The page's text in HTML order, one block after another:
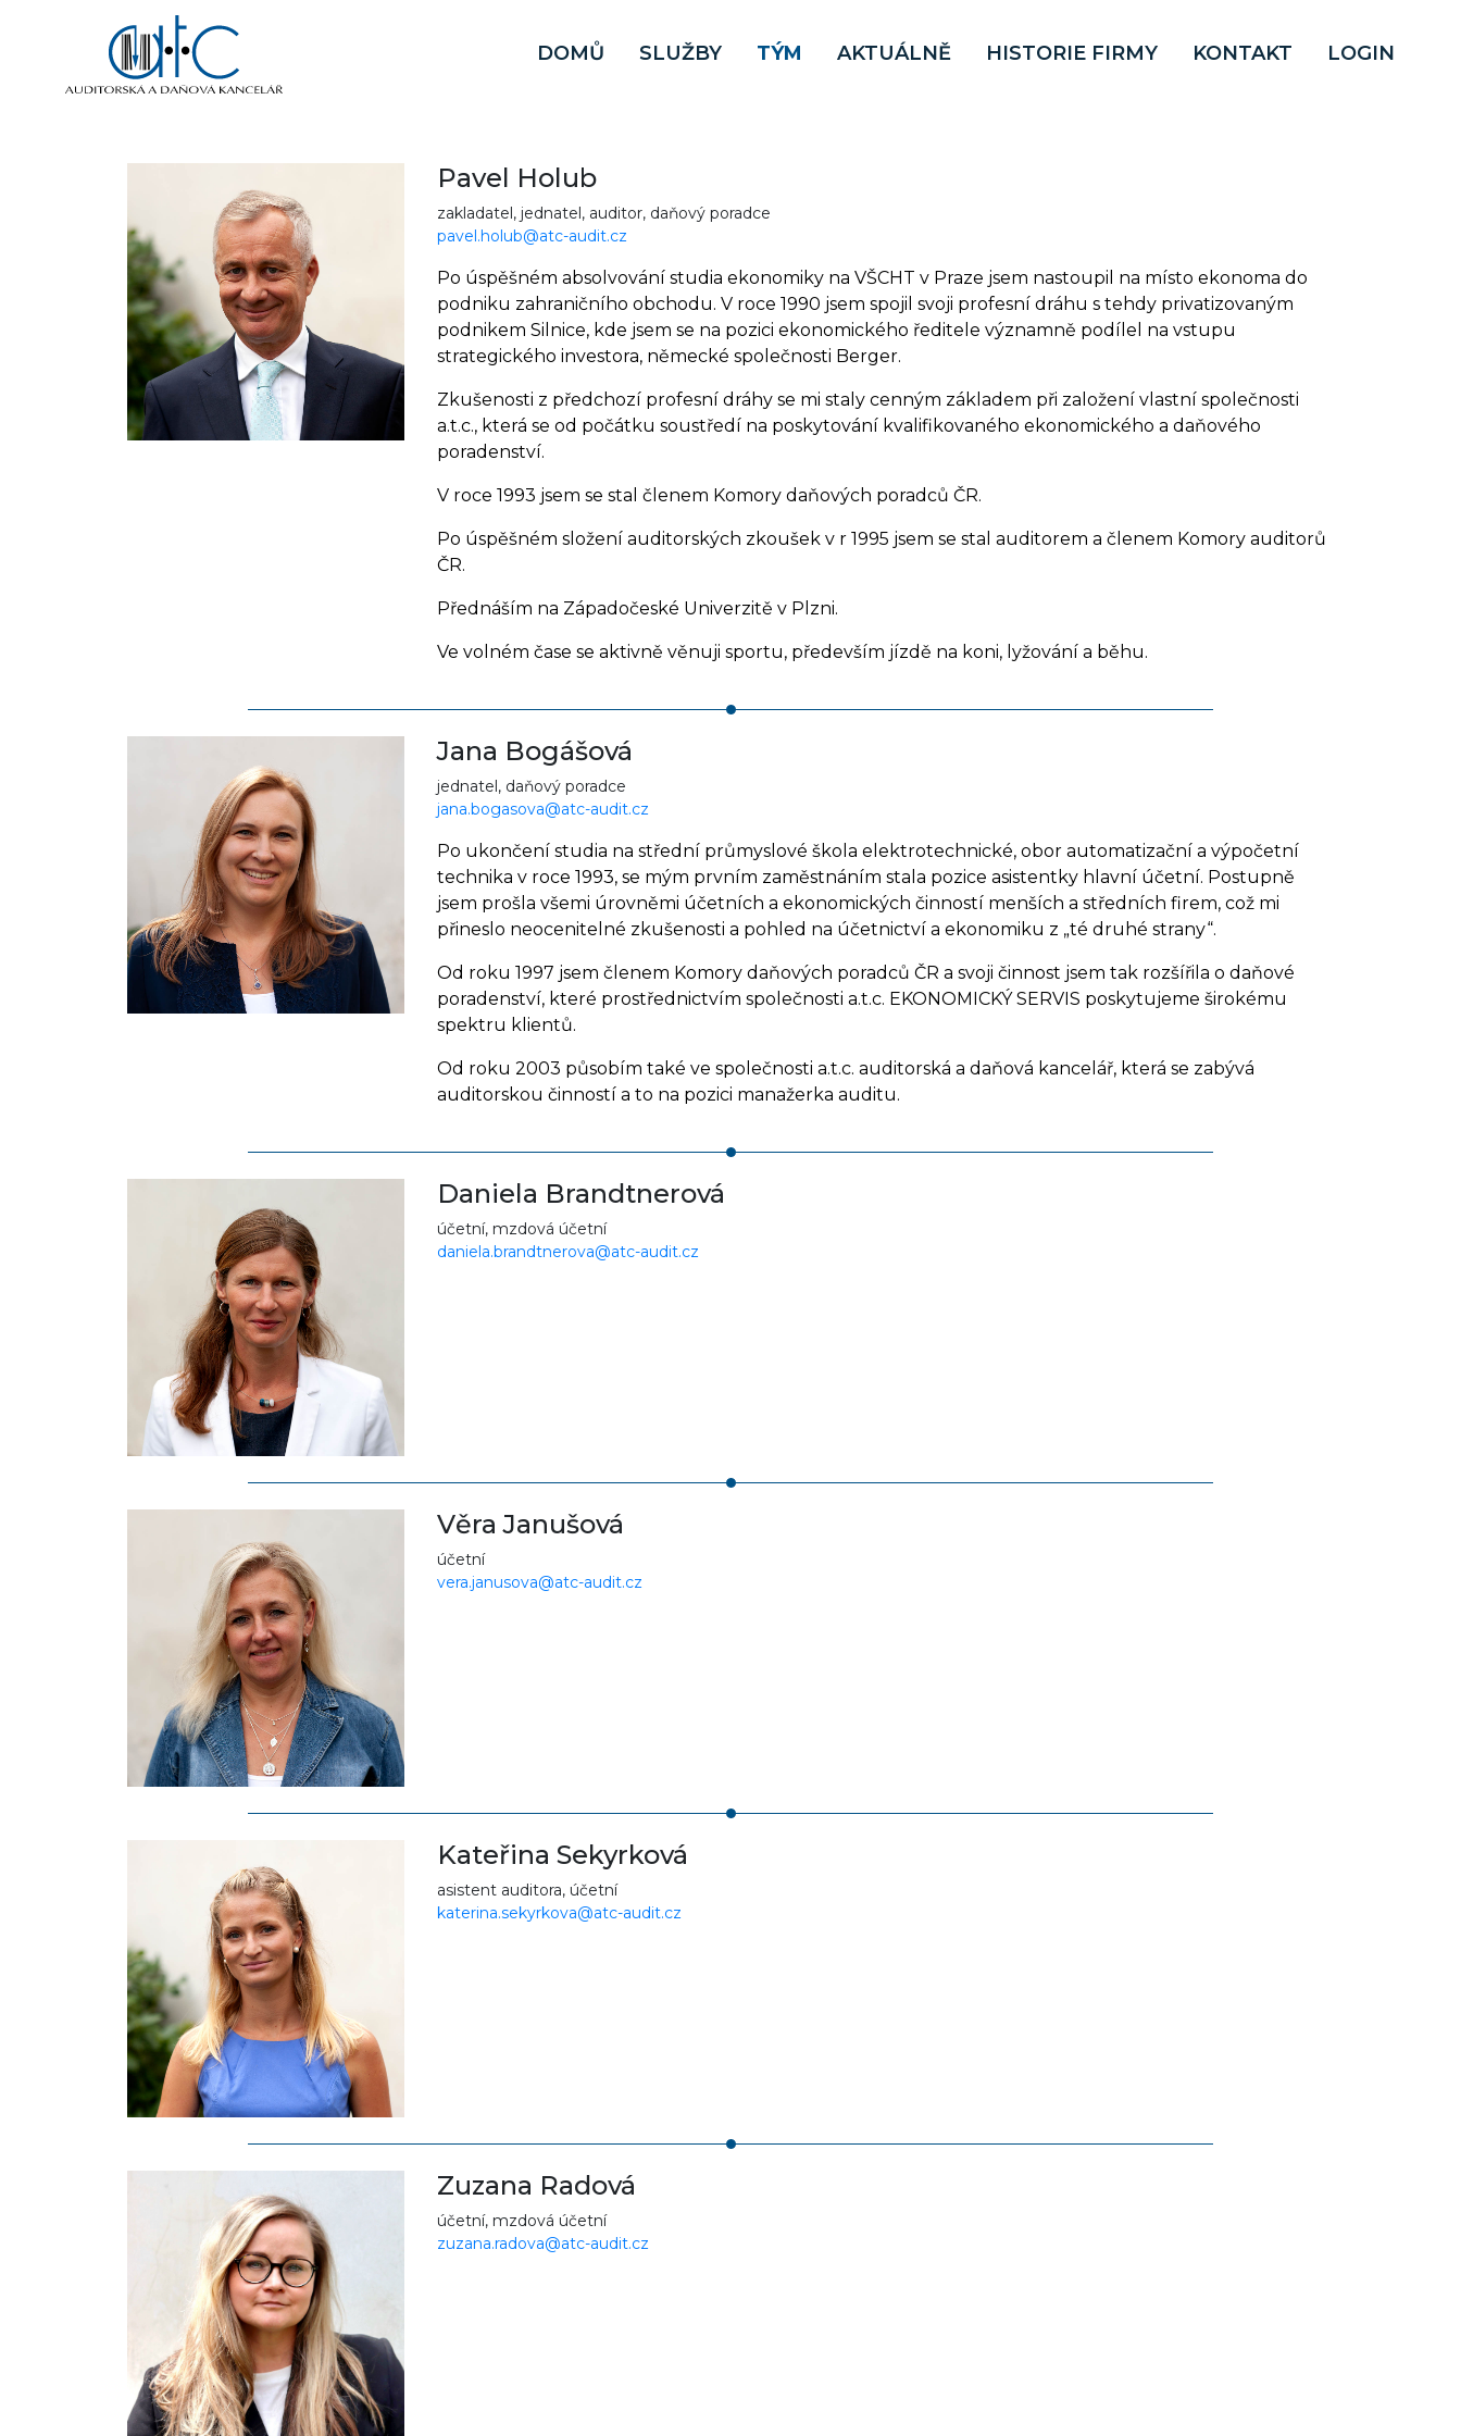
DOMŮ SLUŽBY TÝM AKTUÁLNĚ HISTORIE FIRMY KONTAKT LOGIN
Pavel Holub
zakladatel, jednatel, auditor, daňový poradce
pavel.holub@atc-audit.cz
Po úspěšném absolvování studia ekonomiky na VŠCHT v Praze jsem nastoupil na místo ekonoma do
podniku zahraničního obchodu. V roce 1990 jsem spojil svoji profesní dráhu s tehdy privatizovaným
podnikem Silnice, kde jsem se na pozici ekonomického ředitele významně podílel na vstupu
strategického investora, německé společnosti Berger.
Zkušenosti z předchozí profesní dráhy se mi staly cenným základem při založení vlastní společnosti
a.t.c., která se od počátku soustředí na poskytování kvalifikovaného ekonomického a daňového
poradenství.
V roce 1993 jsem se stal členem Komory daňových poradců ČR.
Po úspěšném složení auditorských zkoušek v r 1995 jsem se stal auditorem a členem Komory auditorů
ČR.
Přednáším na Západočeské Univerzitě v Plzni.
Ve volném čase se aktivně věnuji sportu, především jízdě na koni, lyžování a běhu.
Jana Bogášová
jednatel, daňový poradce
jana.bogasova@atc-audit.cz
Po ukončení studia na střední průmyslové škola elektrotechnické, obor automatizační a výpočetní
technika v roce 1993, se mým prvním zaměstnáním stala pozice asistentky hlavní účetní. Postupně
jsem prošla všemi úrovněmi účetních a ekonomických činností menších a středních firem, což mi
přineslo neocenitelné zkušenosti a pohled na účetnictví a ekonomiku z „té druhé strany“.
Od roku 1997 jsem členem Komory daňových poradců ČR a svoji činnost jsem tak rozšířila o daňové
poradenství, které prostřednictvím společnosti a.t.c. EKONOMICKÝ SERVIS poskytujeme širokému
spektru klientů.
Od roku 2003 působím také ve společnosti a.t.c. auditorská a daňová kancelář, která se zabývá
auditorskou činností a to na pozici manažerka auditu.
Daniela Brandtnerová
účetní, mzdová účetní
daniela.brandtnerova@atc-audit.cz
Věra Janušová
účetní
vera.janusova@atc-audit.cz
Kateřina Sekyrková
asistent auditora, účetní
katerina.sekyrkova@atc-audit.cz
Zuzana Radová
účetní, mzdová účetní
zuzana.radova@atc-audit.cz